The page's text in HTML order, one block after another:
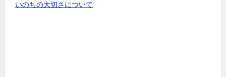
いのちの大切さについて